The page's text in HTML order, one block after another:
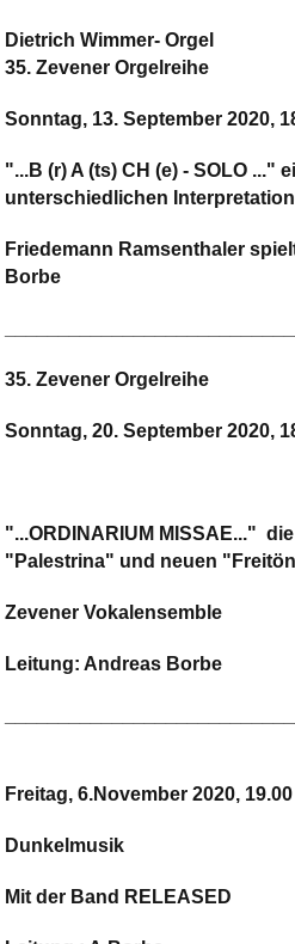
Dietrich Wimmer- Orgel
35. Zevener Orgelreihe
Sonntag, 13. September 2020,
"...B (r) A (ts) CH (e) - SOLO
unterschiedlichen
Friedemann Ramsenthaler
Borbe
35. Zevener Orgelreihe
Sonntag, 20. September 2020,
"...ORDINARIUM MISSAE..."
"Palestrina" und neuen
Zevener Vokalensemble
Leitung: Andreas Borbe
Freitag, 6.November 2020,
Dunkelmusik
Mit der Band RELEASED